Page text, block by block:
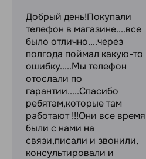
Добрый день!Покупали
телефон в магазине....все
было отлично....через
полгода поймал какую-то
ошибку.....Мы телефон
отослали по
гарантии.....Спасибо
ребятам,которые там
работают !!!Они все время
были с нами на
связи,писали и звонили,
консультировали и